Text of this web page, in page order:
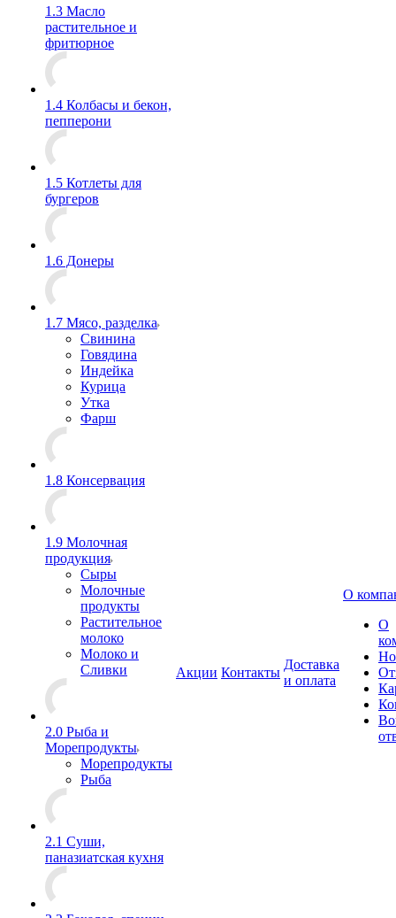
1.3 Масло
растительное и
фритюрное
1.4 Колбасы и бекон,
пепперони
1.5 Котлеты для
бургеров
1.6 Донеры
1.7 Мясо, разделка
Свинина
Говядина
Индейка
Курица
Утка
Фарш
1.8 Консервация
1.9 Молочная
продукция
Сыры
Молочные
продукты
Растительное
молоко
Молоко и
Сливки
2.0 Рыба и
Морепродукты
Морепродукты
Рыба
2.1 Суши,
паназиатская кухня
Акции Контакты
Доставка
и оплата
О
О